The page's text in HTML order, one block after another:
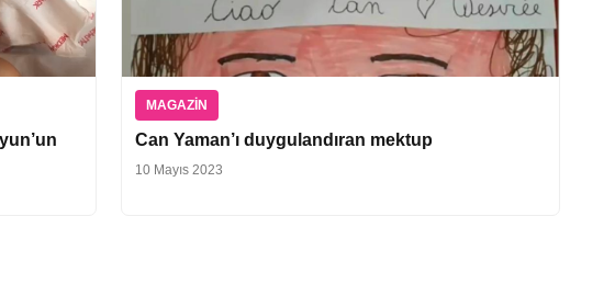
MAGAZIN
Can Yaman’ı duygulandıran mektup
10 Mayıs 2023